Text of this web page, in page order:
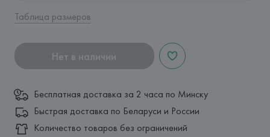
Таблица размеров
Нет в наличии
Бесплатная доставка за 2 часа по Минску
Быстрая доставка по Беларуси и России
Количество товаров без ограничений